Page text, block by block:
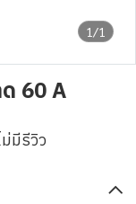
1/1
60 A
มีรีวิว